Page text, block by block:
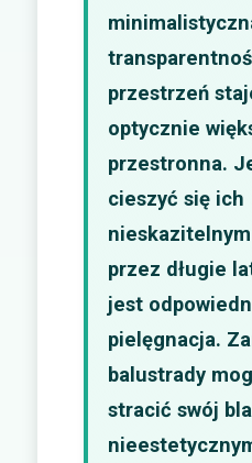
przestrzeń
optycznie
przestronna.
cieszyć się ich
przez długie
jest
pielęgnacja.
balustrady
stracić swój